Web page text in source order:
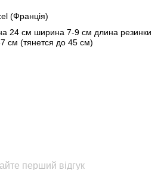
(Франція)
24 см ширина 7-9 см длина резинки
см (тянется до 45 см)
перший відгук